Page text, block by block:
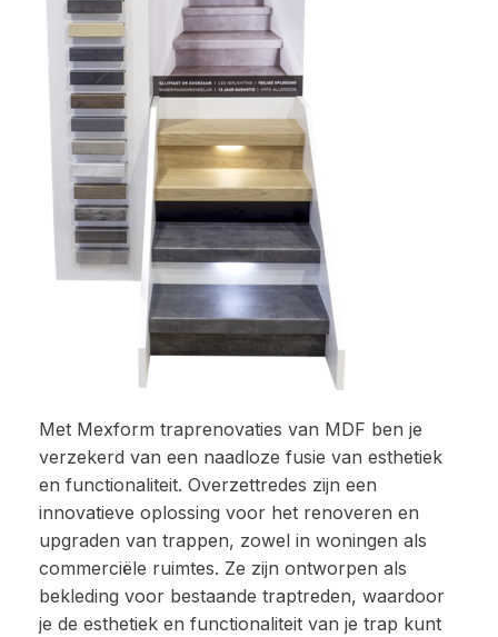
Met Mexform traprenovaties van MDF ben je
verzekerd van een naadloze fusie van esthetiek
en functionaliteit. Overzettredes zijn een
innovatieve oplossing voor het renoveren en
upgraden van trappen, zowel in woningen als
commerciële ruimtes. Ze zijn ontworpen als
bekleding voor bestaande traptreden, waardoor
je de esthetiek en functionaliteit van je trap kunt